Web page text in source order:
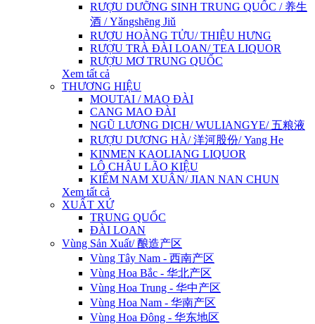
RƯỢU DƯỠNG SINH TRUNG QUỐC / 养生
酒 / Yǎngshēng Jiǔ
RƯỢU HOÀNG TỬU/ THIỆU HƯNG
RƯỢU TRÀ ĐÀI LOAN/ TEA LIQUOR
RƯỢU MƠ TRUNG QUỐC
Xem tất cả
THƯƠNG HIỆU
MOUTAI / MAO ĐÀI
CANG MAO ĐÀI
NGŨ LƯƠNG DỊCH/ WULIANGYE/ 五粮液
RƯỢU DƯƠNG HÀ/ 洋河股份/ Yang He
KINMEN KAOLIANG LIQUOR
LÔ CHÂU LÃO KIỆU
KIẾM NAM XUÂN/ JIAN NAN CHUN
Xem tất cả
XUẤT XỨ
TRUNG QUỐC
ĐÀI LOAN
Vùng Sản Xuất/ 酿造产区
Vùng Tây Nam - 西南产区
Vùng Hoa Bắc - 华北产区
Vùng Hoa Trung - 华中产区
Vùng Hoa Nam - 华南产区
Vùng Hoa Đông - 华东地区